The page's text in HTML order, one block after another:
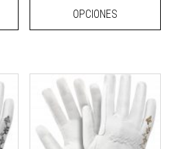
OPCIONES